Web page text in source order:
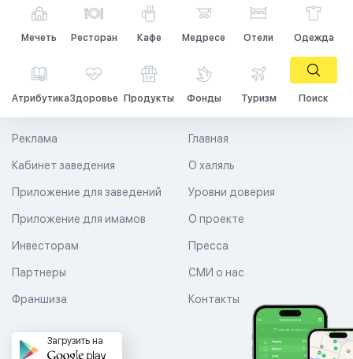
Мечеть Ресторан Кафе Медресе Отели Одежда
АтрибутикаЗдоровье Продукты Фонды Туризм Поиск
Главная
О халяль
Уровни доверия
Реклама
Кабинет заведения
Приложение для заведений
Приложение для имамов О проекте
Пресса
СМИ о нас
Контакты
Инвесторам
Партнеры
Франшиза
Загрузить на